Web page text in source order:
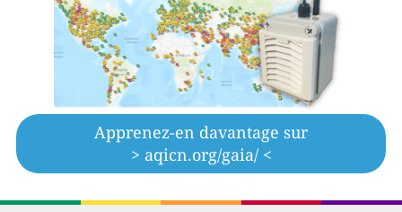
Apprenez-en davantage sur
> aqicn.org/gaia/ <